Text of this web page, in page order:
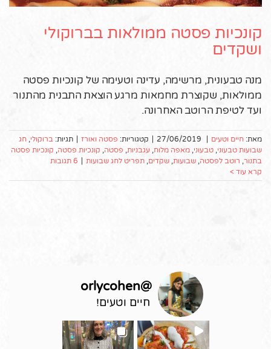
קונכיות פסטה ממולאות בברוקולי
ושקדים
מנה טבעונית, מרשימה, עדינה וטעימה של קונכיות פסטה
ממולאות, שקוצרת מחמאות מרגע הוצאת התבנית מהתנור
ועד לטיפת הרוטב האחרונה.
מאת: חיים וטעים |
27/06/2019
| קטגוריות: פסטה ואורז | תגיות: ברוקולי חג
שבועות טבעוני טבעוני מאפה מלוח עגבניות פסטה קונכיות פסטה קונכיות פסטה
בתנור רוטב לפסטה שבועות שקדים תפריט לחג שבועות | 6 תגובות
קרא עוד >
@
orlycohen
חיים וטעים!